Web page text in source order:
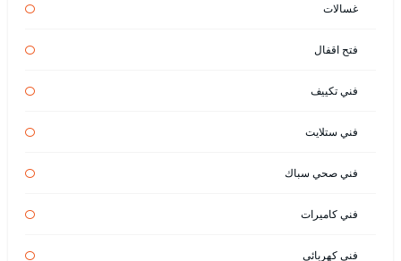
غسالات
فتح اقفال
فني تكييف
فني ستلايت
فني صحي سباك
فني كاميرات
فني كهربائي